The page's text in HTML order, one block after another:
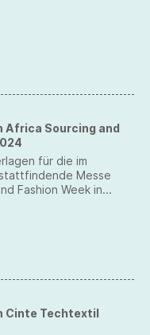
Africa Sourcing and
für die im
Messe
Fashion Week in
Cinte Techtextil